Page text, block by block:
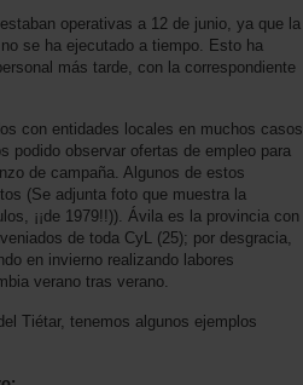
operativas a 12 de junio, ya que la
se ha ejecutado a tiempo. Esto ha
más tarde, con la correspondiente
con entidades locales en muchos casos
podido observar ofertas de empleo para
de campaña. Algunos de estos
(Se adjunta foto que muestra la
¡¡de 1979!!)). Ávila es la provincia con
de toda CyL (25); por desgracia,
en invierno realizando labores
verano tras verano.
Tiétar, tenemos algunos ejemplos